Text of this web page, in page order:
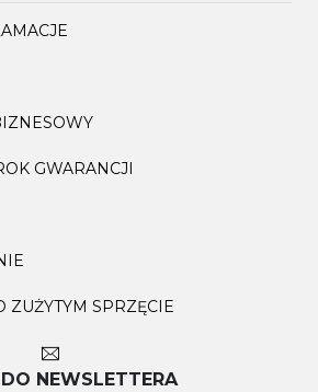
GWARANCJI
ZUŻYTYM SPRZĘCIE
NEWSLETTERA